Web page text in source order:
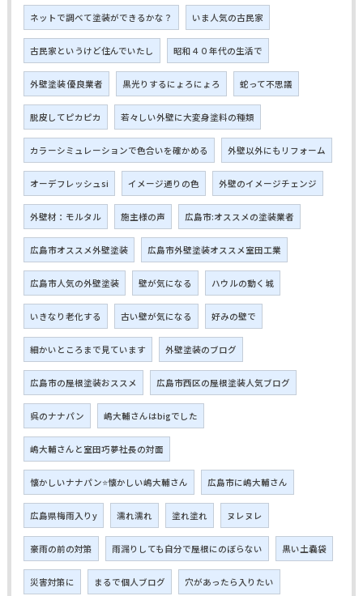
ネットで調べて塗装ができるかな？ いま人気の古民家
古民家というけど住んでいたし 昭和４０年代の生活で
外壁塗装 優良業者 黒光りするにょろにょろ 蛇って不思議
脱皮してピカピカ 若々しい外壁に大変身塗料の種類
カラーシミュレーションで色合いを確かめる 外壁以外にもリフォーム
オーデフレッシュsi イメージ通りの色 外壁のイメージチェンジ
外壁材：モルタル 施主様の声 広島市:オススメの塗装業者
広島市オススメ外壁塗装 広島市外壁塗装オススメ室田工業
広島市人気の外壁塗装 壁が気になる ハウルの動く城
いきなり老化する 古い壁が気になる 好みの壁で
細かいところまで見ています 外壁塗装のブログ
広島市の屋根塗装おススメ 広島市西区の屋根塗装人気ブログ
呉のナナパン 嶋大輔さんはbigでした
嶋大輔さんと室田巧夢社長の対面
懐かしいナナパン⭐懐かしい嶋大輔さん 広島市に嶋大輔さん
広島県梅雨入りy 濡れ濡れ 塗れ塗れ ヌレヌレ
豪雨の前の対策 雨漏りしても自分で屋根にのぼらない 黒い土嚢袋
災害対策に まるで個人ブログ 穴があったら入りたい